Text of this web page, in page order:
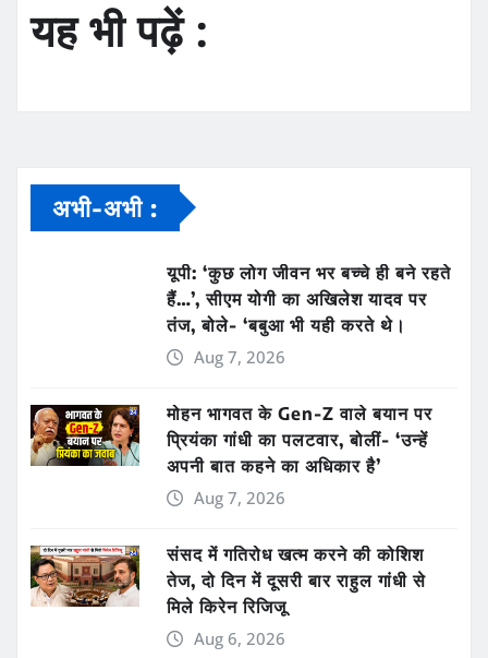
यह भी पढ़ें :
अभी-अभी :
यूपी: ‘कुछ लोग जीवन भर बच्चे ही बने रहते
हैं…’, सीएम योगी का अखिलेश यादव पर
तंज, बोले- ‘बबुआ भी यही करते थे।
Aug 7, 2026
मोहन भागवत के Gen-Z वाले बयान पर
प्रियंका गांधी का पलटवार, बोलीं- ‘उन्हें
अपनी बात कहने का अधिकार है’
Aug 7, 2026
संसद में गतिरोध खत्म करने की कोशिश
तेज, दो दिन में दूसरी बार राहुल गांधी से
मिले किरेन रिजिजू
Aug 6, 2026